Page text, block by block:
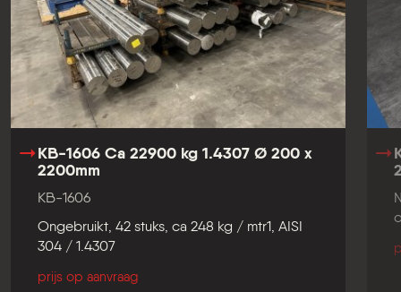
KB-1606 Ca 22900 kg 1.4307 Ø 200 x